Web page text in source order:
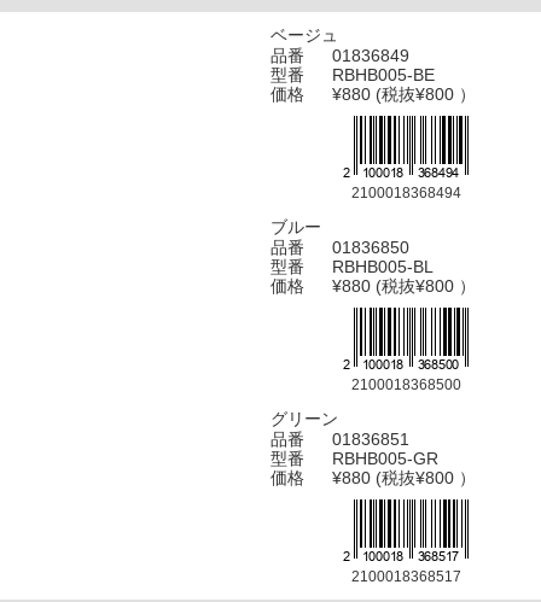
ベージュ
品番
01836849
型番
RBHB005-BE
価格
¥880 (税抜¥800 ）
2100018368494
ブルー
品番
01836850
型番
RBHB005-BL
価格
¥880 (税抜¥800 ）
2100018368500
グリーン
品番
01836851
型番
RBHB005-GR
価格
¥880 (税抜¥800 ）
2100018368517